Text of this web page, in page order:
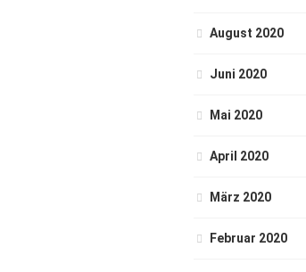
August 2020
Juni 2020
Mai 2020
April 2020
März 2020
Februar 2020